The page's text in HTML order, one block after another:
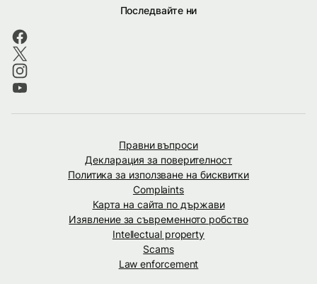
Последвайте ни
Правни въпроси
Декларация за поверителност
Политика за използване на бисквитки
Complaints
Карта на сайта по държави
Изявление за съвременното робство
Intellectual property
Scams
Law enforcement